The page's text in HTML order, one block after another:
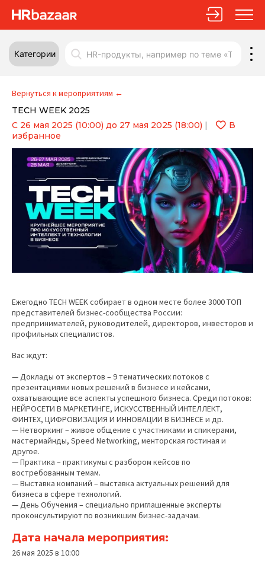
Категории
Вернуться к мероприятиям ←
TECH WEEK 2025
С 26 мая 2025 (10:00) до 27 мая 2025 (18:00) |
В
избранное
Ежегодно TECH WEEK собирает в одном месте более 3000 ТОП
представителей бизнес-сообщества России:
предпринимателей, руководителей, директоров, инвесторов и
профильных специалистов.
Вас ждут:
— Доклады от экспертов – 9 тематических потоков с
презентациями новых решений в бизнесе и кейсами,
охватывающие все аспекты успешного бизнеса. Среди потоков:
НЕЙРОСЕТИ В МАРКЕТИНГЕ, ИСКУССТВЕННЫЙ ИНТЕЛЛЕКТ,
ФИНТЕХ, ЦИФРОВИЗАЦИЯ И ИННОВАЦИИ В БИЗНЕСЕ и др.
— Нетворкинг – живое общение с участниками и спикерами,
мастермайнды, Speed Networking, менторская гостиная и
другое.
— Практика – практикумы с разбором кейсов по
востребованным темам.
— Выставка компаний – выставка актуальных решений для
бизнеса в сфере технологий.
— День Обучения – специально приглашенные эксперты
проконсультируют по возникшим бизнес-задачам.
Дата начала мероприятия:
26 мая 2025 в 10:00